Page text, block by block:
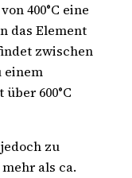
400°C eine
das Element
zwischen
einem
600°C
zu
als ca.